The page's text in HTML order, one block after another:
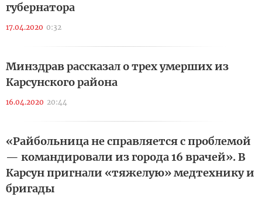
губернатора
17.04.2020 0:32
Минздрав рассказал о трех умерших из
Карсунского района
16.04.2020 20:44
«Райбольница не справляется с проблемой
— командировали из города 16 врачей». В
Карсун пригнали «тяжелую» медтехнику и
бригады